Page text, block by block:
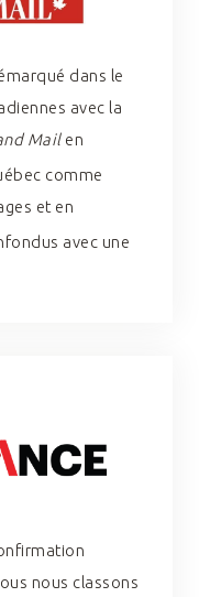
dans le
avec la
Mailen
comme
et en
avec une
nous classons